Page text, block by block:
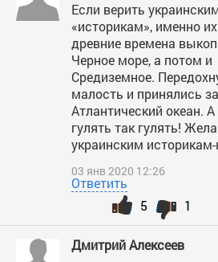
Если верить
«историкам», именно
древние времена
Черное море, а потом и
Средиземное.
малость и принялись за
Атлантический океан. А
гулять так гулять!
украинским
03 янв 2020 12:26
Ответить
1
5
Дмитрий Алексеев